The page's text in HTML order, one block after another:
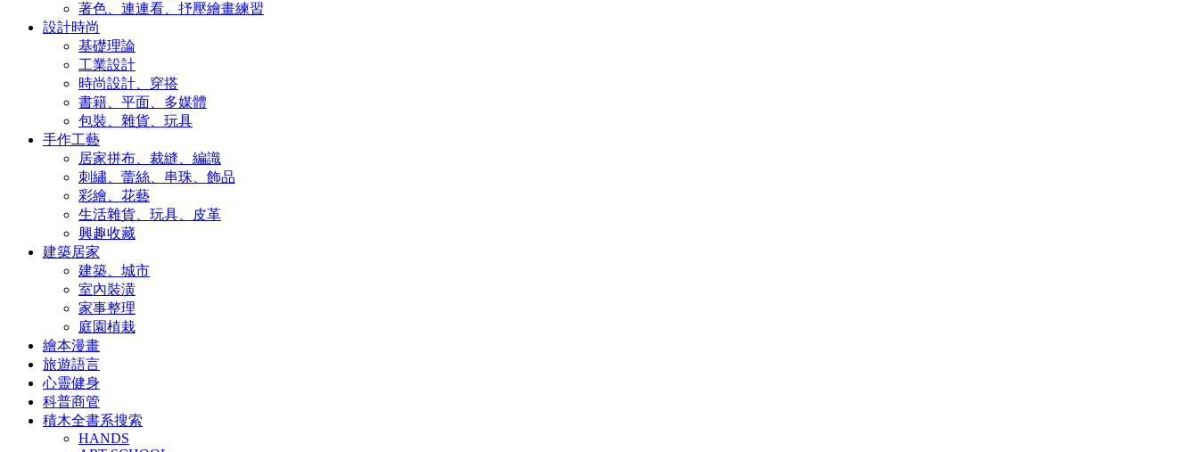
著色、連連看、抒壓繪畫練習
設計時尚
基礎理論
工業設計
時尚設計、穿搭
書籍、平面、多媒體
包裝、雜貨、玩具
手作工藝
居家拼布、裁縫、編識
刺繡、蕾絲、串珠、飾品
彩繪、花藝
生活雜貨、玩具、皮革
興趣收藏
建築居家
建築、城市
室內裝潢
家事整理
庭園植栽
繪本漫畫
旅遊語言
心靈健身
科普商管
積木全書系搜索
HANDS